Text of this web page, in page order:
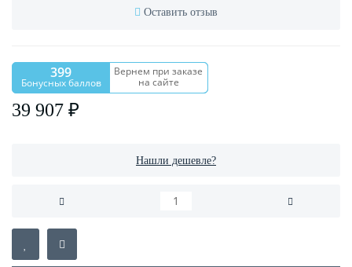
Оставить отзыв
399
Бонусных баллов
Вернем при заказе
на сайте
39 907 ₽
Нашли дешевле?